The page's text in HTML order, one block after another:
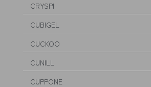
CRYSPI
CUBIGEL
CUCKOO
CUNILL
CUPPONE